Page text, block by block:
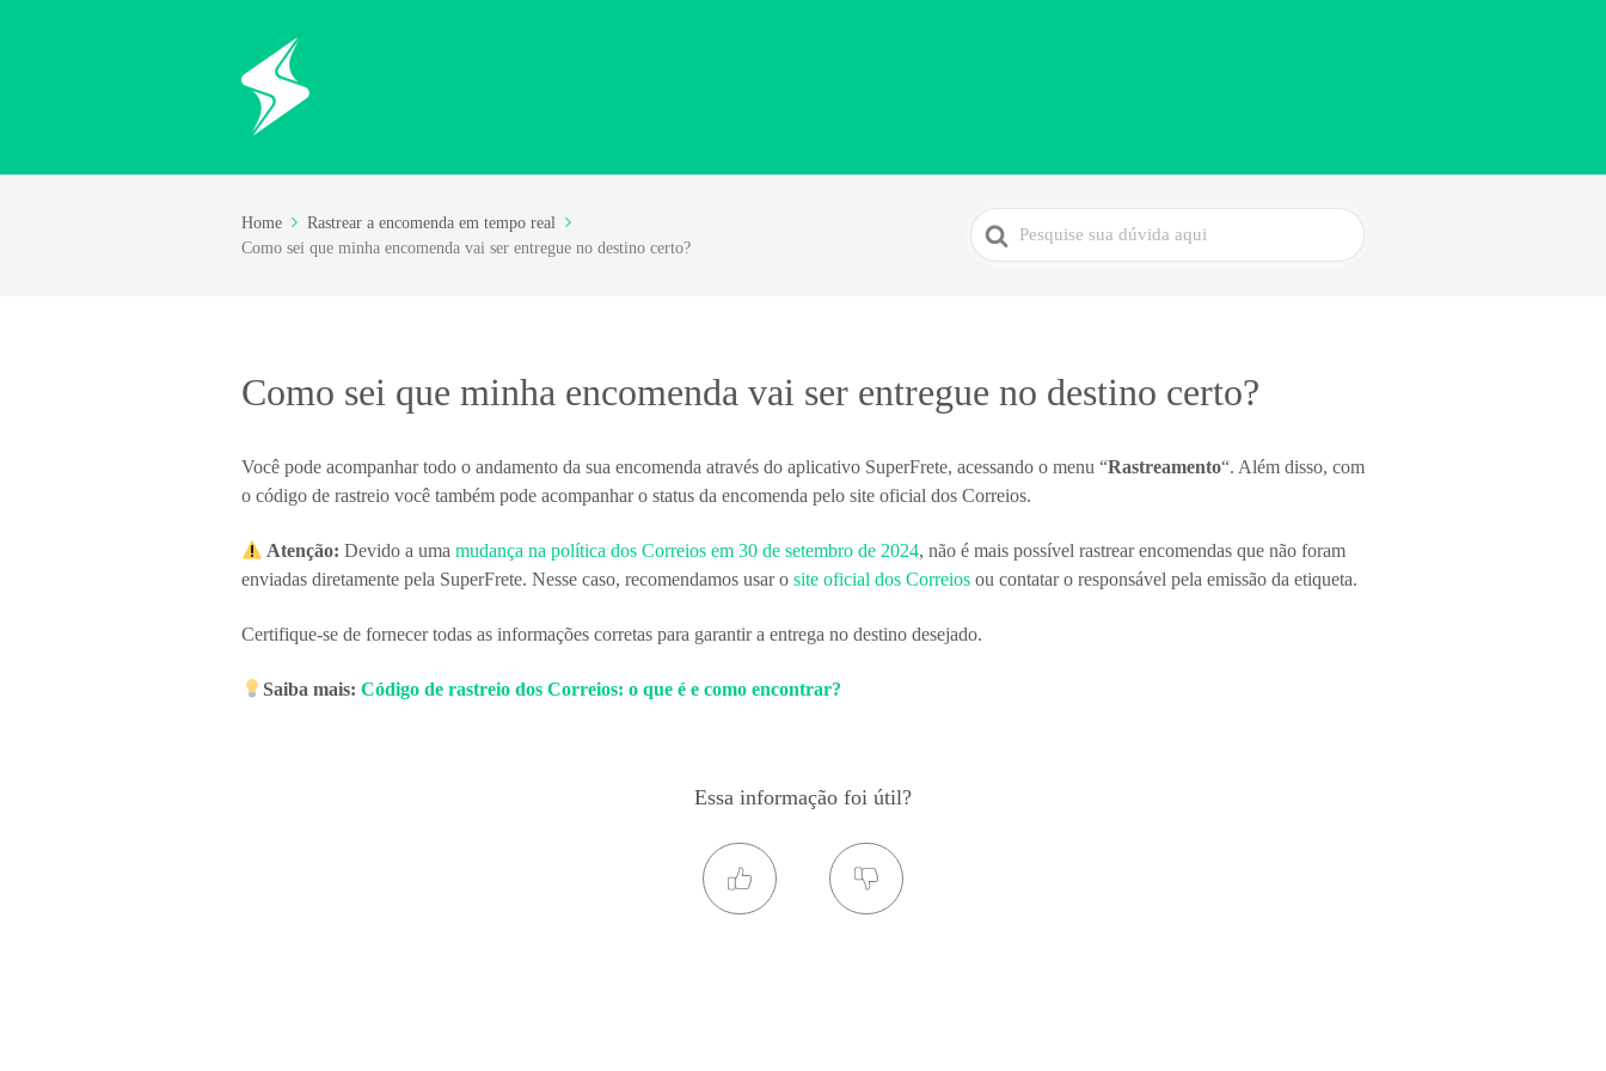
Home
Rastrear a encomenda em tempo real
Como sei que minha encomenda vai ser entregue no destino certo?
Search
For
Como sei que minha encomenda vai ser entregue no destino certo?
Você pode acompanhar todo o andamento da sua encomenda através do aplicativo SuperFrete, acessando o menu “Rastreamento“. Além disso, com
o código de rastreio você também pode acompanhar o status da encomenda pelo site oficial dos Correios.
Atenção:Devido a umamudança na política dos Correios em 30 de setembro de 2024, não é mais possível rastrear encomendas que não foram
enviadas diretamente pela SuperFrete. Nesse caso, recomendamos usar o site oficial dos Correios ou contatar o responsável pela emissão da etiqueta.
Certifique-se de fornecer todas as informações corretas para garantir a entrega no destino desejado.
Saiba mais:Código de rastreio dos Correios: o que é e como encontrar?
Essa informação foi útil?